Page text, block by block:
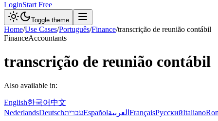
LoginStart Free
Toggle theme
Home/Use Cases/Português/Finance/transcrição de reunião contábil
FinanceAccountants
transcrição de reunião contábil
Also available in:
English한국어中文
NederlandsDeutschעבריתEspañolالعربية FrançaisРусскийItaliano